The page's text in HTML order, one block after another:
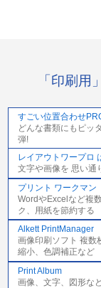
「印刷
すごい位置合わせ
どんな書類にもピッ
弾!
レイアウトワープロ
文字や画像を 思い通
プリント ワークマン
WordやExcelなど複
ク、用紙を節約する
Alkett PrintManager
画像印刷ソフト 複数
縮小、色調補正など
Print Album
画像、文字、図形な